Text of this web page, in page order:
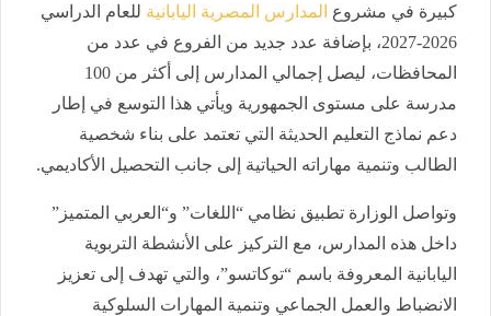
كبيرة في مشروع المدارس المصرية اليابانية للعام الدراسي
2026-2027، بإضافة عدد جديد من الفروع في عدد من
المحافظات، ليصل إجمالي المدارس إلى أكثر من 100
مدرسة على مستوى الجمهورية ويأتي هذا التوسع في إطار
دعم نماذج التعليم الحديثة التي تعتمد على بناء شخصية
الطالب وتنمية مهاراته الحياتية إلى جانب التحصيل الأكاديمي.
وتواصل الوزارة تطبيق نظامي “اللغات” و“العربي المتميز”
داخل هذه المدارس، مع التركيز على الأنشطة التربوية
اليابانية المعروفة باسم “توكاتسو”، والتي تهدف إلى تعزيز
الانضباط والعمل الجماعي وتنمية المهارات السلوكية